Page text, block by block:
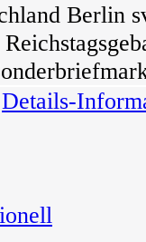
Berlin
Details-